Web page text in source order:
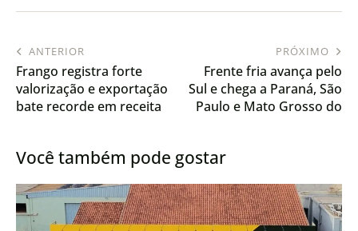
ANTERIOR
Frango registra forte
valorização e exportação
bate recorde em receita
PRÓXIMO
Frente fria avança pelo
Sul e chega a Paraná, São
Paulo e Mato Grosso do
Você também pode gostar